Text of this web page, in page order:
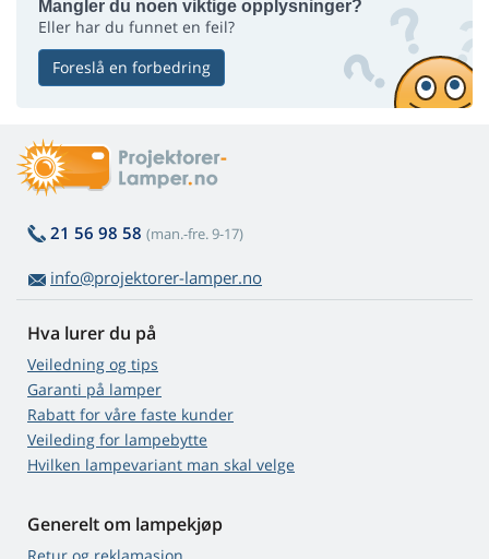
Mangler du noen viktige opplysninger?
Eller har du funnet en feil?
Foreslå en forbedring
21 56 98 58 (man.-fre. 9-17)
info@projektorer-lamper.no
Hva lurer du på
Veiledning og tips
Garanti på lamper
Rabatt for våre faste kunder
Veileding for lampebytte
Hvilken lampevariant man skal velge
Generelt om lampekjøp